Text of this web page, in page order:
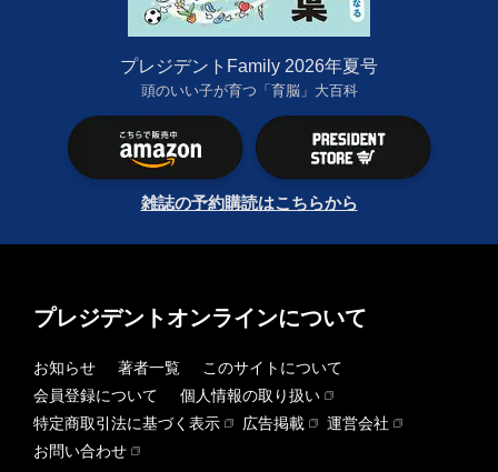
プレジデントFamily 2026年夏号
頭のいい子が育つ「育脳」大百科
雑誌の予約購読はこちらから
プレジデントオンラインについて
お知らせ 著者一覧
このサイトについて
会員登録について
個人情報の取り扱い
特定商取引法に基づく表示
広告掲載
運営会社
お問い合わせ